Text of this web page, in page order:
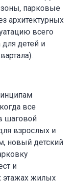
парковые
архитектурных
всего
детей и
все
шаговой
взрослых и
новый детский
и
этажах жилых